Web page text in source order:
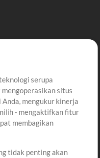
Keranjang
serupa
situs
mengukur kinerja
- mengaktifkan fitur
membagikan
tidak penting akan